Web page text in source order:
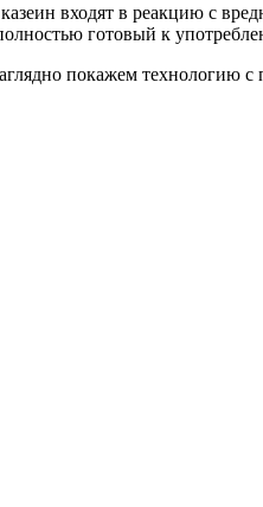
входят в реакцию с
готовый к
покажем технологию